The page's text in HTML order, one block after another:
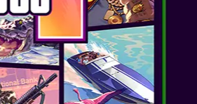
la noi căi de explorare... și la încă multe
o nouă creatură, este timpul să-i dai
E sau inventează ceva complet nou –